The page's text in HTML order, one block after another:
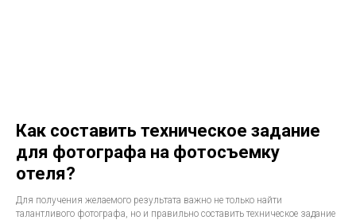
Как составить техническое задание
для фотографа на фотосъемку
отеля?
Для получения желаемого результата важно не только найти
талантливого фотографа, но и правильно составить техническое задание